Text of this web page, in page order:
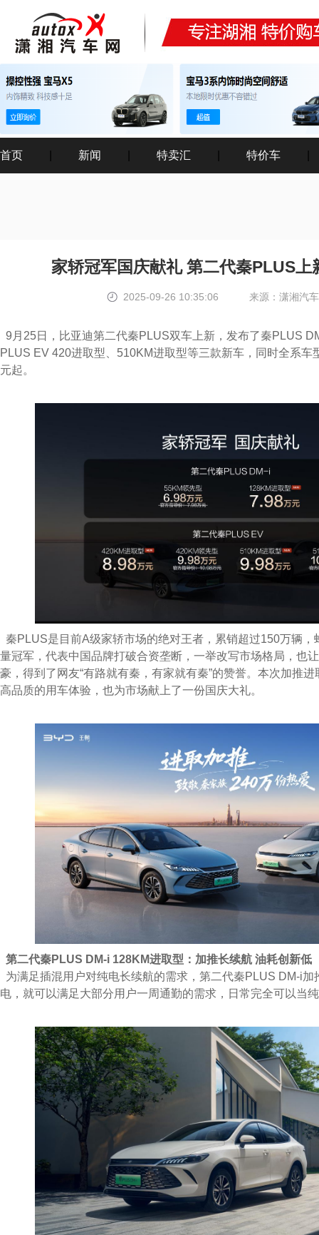
首页 新闻 特卖汇 特价车
家轿冠军国庆献礼 第二代秦PLUS上
2025-09-26 10:35:06 来源：潇湘汽
9月25日，比亚迪第二代秦PLUS双车上新，发布了秦PLUS
PLUS EV 420进取型、510KM进取型等三款新车，同时全系车
元起。
秦PLUS是目前A级家轿市场的绝对王者，累销超过150万辆
量冠军，代表中国品牌打破合资垄断，一举改写市场格局，也
豪，得到了网友“有路就有秦，有家就有秦”的赞誉。本次加推
高品质的用车体验，也为市场献上了一份国庆大礼。
第二代秦PLUS DM-i 128KM进取型： 加推长续航 油耗创新低
为满足插混用户对纯电长续航的需求，第二代秦PLUS DM-i加
电，就可以满足大部分用户一周通勤的需求，日常完全可以当